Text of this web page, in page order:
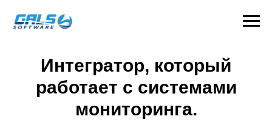
Интегратор, который
работает с системами
мониторинга.